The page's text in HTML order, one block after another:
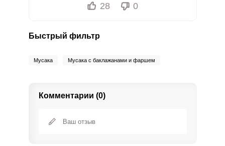
28 0
Быстрый фильтр
Мусака Мусака с баклажанами и фаршем
Комментарии (0)